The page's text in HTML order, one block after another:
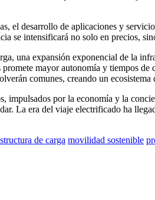
el desarrollo de aplicaciones y
se intensificará no solo en precios,
una expansión exponencial de la
mayor autonomía y tiempos de
comunes, creando un
por la economía y la
La era del viaje electrificado ha
de carga movilidad sostenible